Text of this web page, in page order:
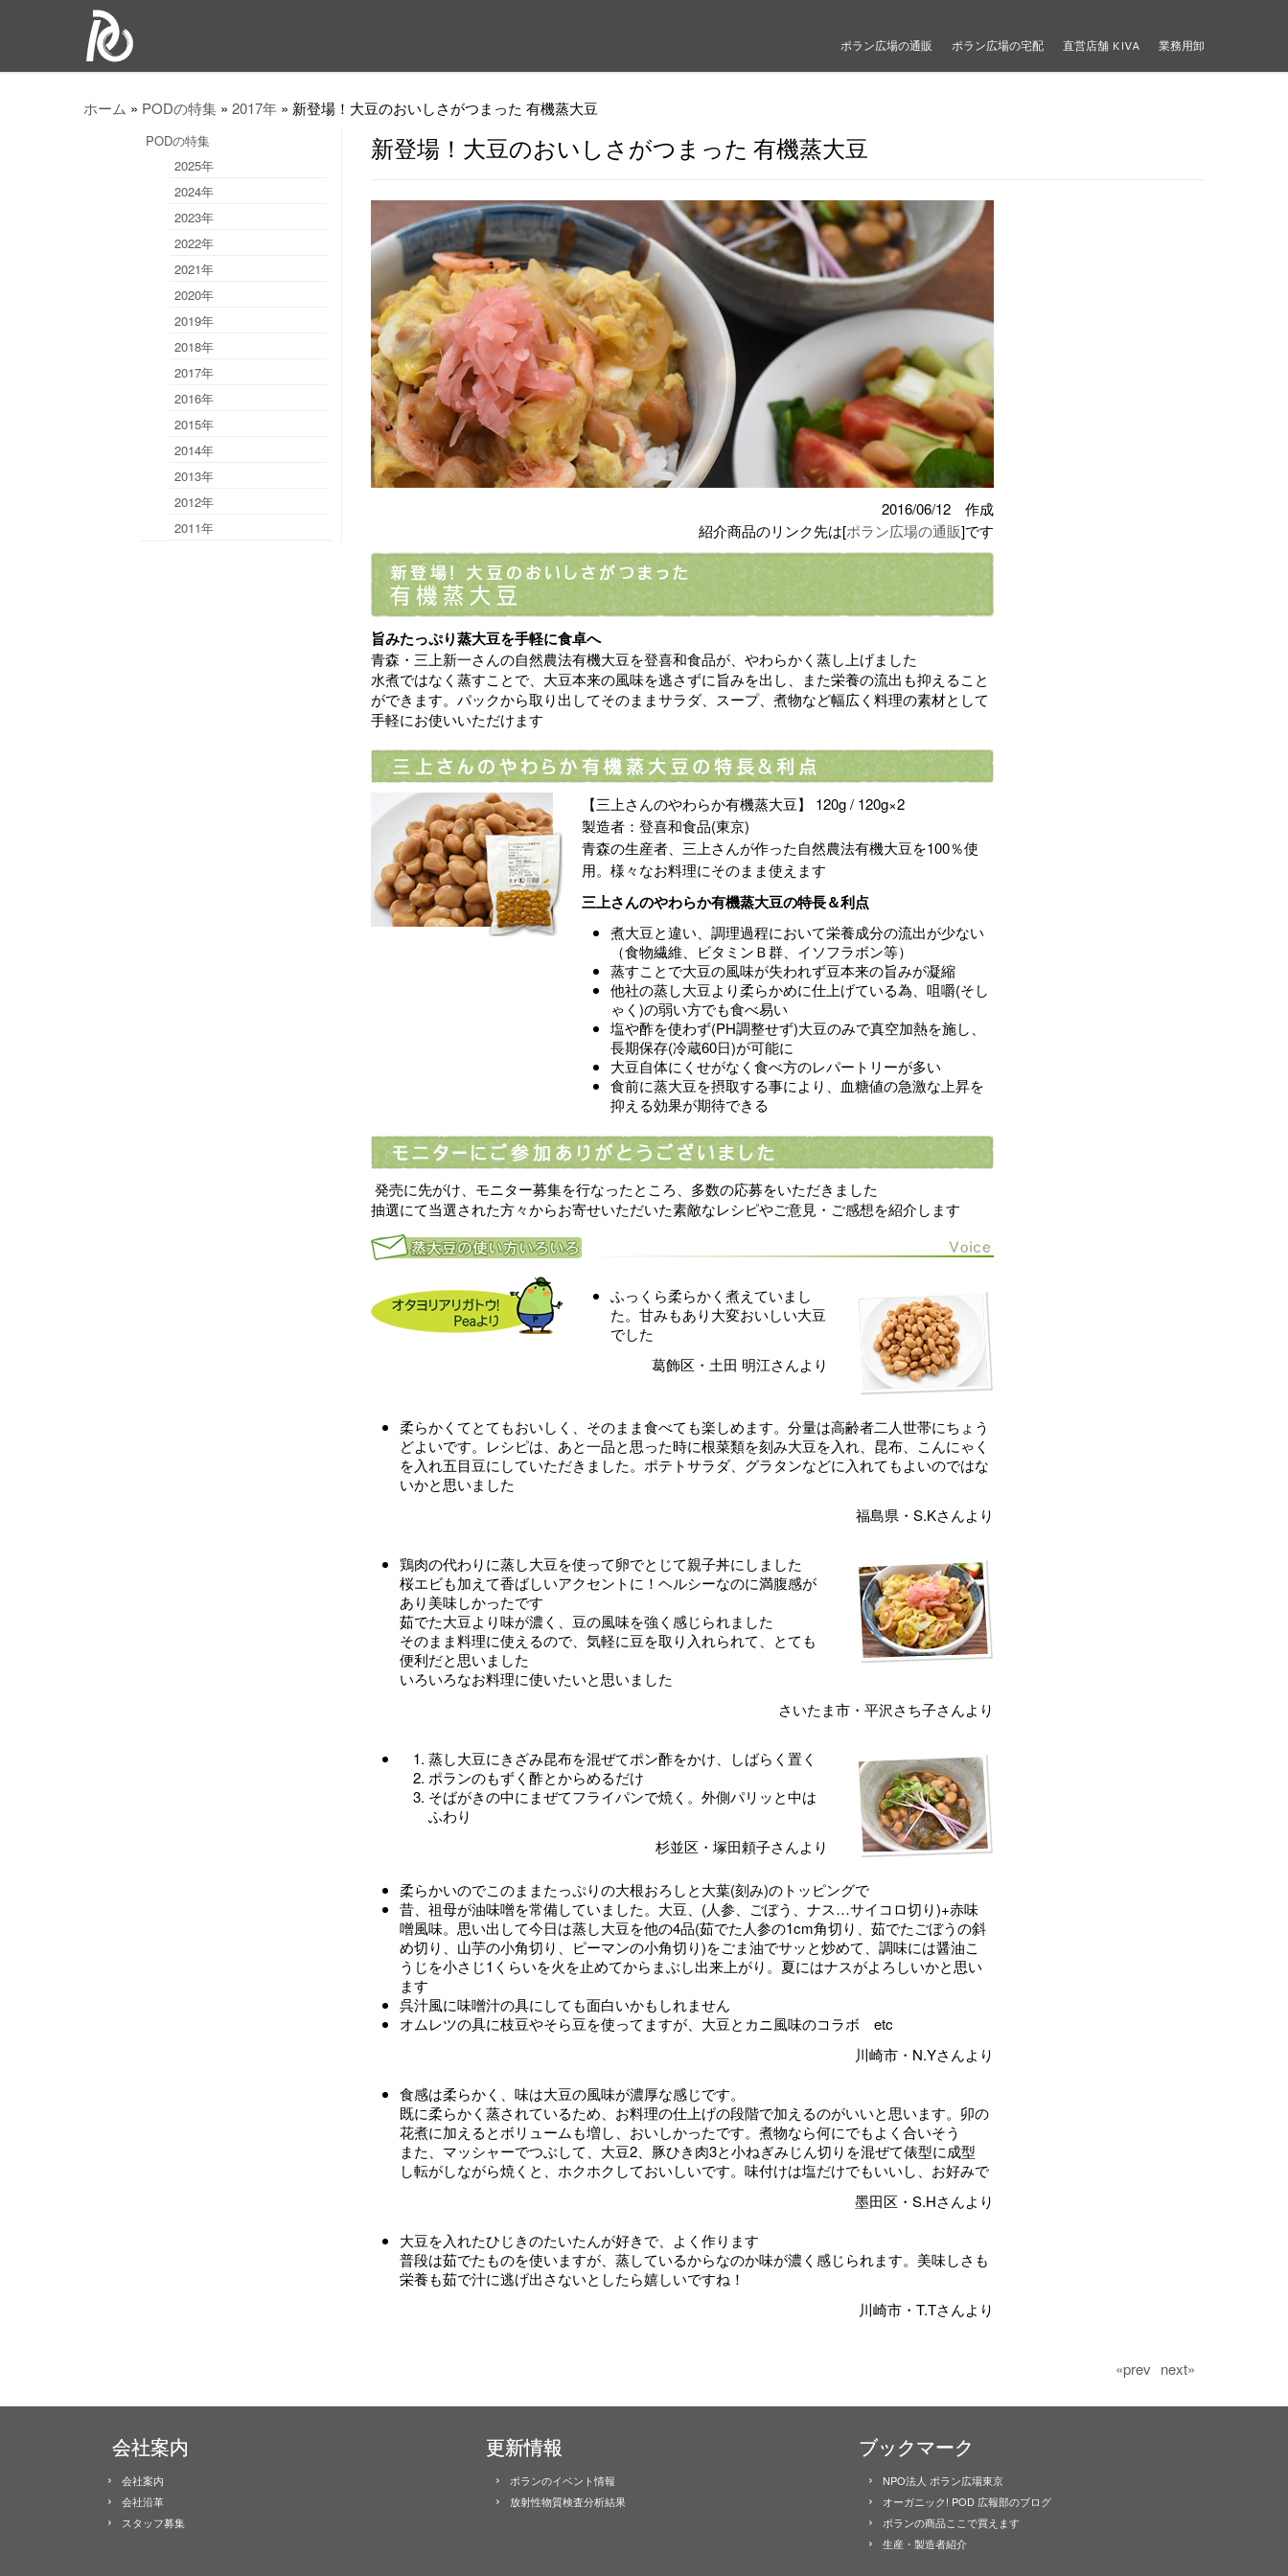
ポラン広場の通販 ポラン広場の宅配 直営店舗 KIVA 業務用卸
ホーム » PODの特集 » 2017年 » 新登場！大豆のおいしさがつまった 有機蒸大豆
PODの特集
2025年
2024年
2023年
2022年
2021年
2020年
2019年
2018年
2017年
2016年
2015年
2014年
2013年
2012年
2011年
新登場！大豆のおいしさがつまった 有機蒸大豆
2016/06/12 作成
紹介商品のリンク先は[ポラン広場の通販]です
旨みたっぷり蒸大豆を手軽に食卓へ
青森・三上新一さんの自然農法有機大豆を登喜和食品が、やわらかく蒸し上げました
水煮ではなく蒸すことで、大豆本来の風味を逃さずに旨みを出し、また栄養の流出も抑えること
ができます。パックから取り出してそのままサラダ、スープ、煮物など幅広く料理の素材として
手軽にお使いいただけます
【三上さんのやわらか有機蒸大豆】 120g / 120g×2
製造者：登喜和食品(東京)
青森の生産者、三上さんが作った自然農法有機大豆を100％使
用。様々なお料理にそのまま使えます
三上さんのやわらか有機蒸大豆の特長＆利点
煮大豆と違い、調理過程において栄養成分の流出が少ない
（食物繊維、ビタミンＢ群、イソフラボン等）
蒸すことで大豆の風味が失われず豆本来の旨みが凝縮
他社の蒸し大豆より柔らかめに仕上げている為、咀嚼(そし
ゃく)の弱い方でも食べ易い
塩や酢を使わず(PH調整せず)大豆のみで真空加熱を施し、
長期保存(冷蔵60日)が可能に
大豆自体にくせがなく食べ方のレパートリーが多い
食前に蒸大豆を摂取する事により、血糖値の急激な上昇を
抑える効果が期待できる
発売に先がけ、モニター募集を行なったところ、多数の応募をいただきました
抽選にて当選された方々からお寄せいただいた素敵なレシピやご意見・ご感想を紹介します
ふっくら柔らかく煮えていまし
た。甘みもあり大変おいしい大豆
でした
葛飾区・土田 明江さんより
柔らかくてとてもおいしく、そのまま食べても楽しめます。分量は高齢者二人世帯にちょう
どよいです。レシピは、あと一品と思った時に根菜類を刻み大豆を入れ、昆布、こんにゃく
を入れ五目豆にしていただきました。ポテトサラダ、グラタンなどに入れてもよいのではな
いかと思いました
福島県・S.Kさんより
鶏肉の代わりに蒸し大豆を使って卵でとじて親子丼にしました
桜エビも加えて香ばしいアクセントに！ヘルシーなのに満腹感が
あり美味しかったです
茹でた大豆より味が濃く、豆の風味を強く感じられました
そのまま料理に使えるので、気軽に豆を取り入れられて、とても
便利だと思いました
いろいろなお料理に使いたいと思いました
さいたま市・平沢さち子さんより
蒸し大豆にきざみ昆布を混ぜてポン酢をかけ、しばらく置く
ポランのもずく酢とからめるだけ
そばがきの中にまぜてフライパンで焼く。外側パリッと中は
ふわり
杉並区・塚田頼子さんより
柔らかいのでこのままたっぷりの大根おろしと大葉(刻み)のトッピングで
昔、祖母が油味噌を常備していました。大豆、(人参、ごぼう、ナス…サイコロ切り)+赤味
噌風味。思い出して今日は蒸し大豆を他の4品(茹でた人参の1cm角切り、茹でたごぼうの斜
め切り、山芋の小角切り、ピーマンの小角切り)をごま油でサッと炒めて、調味には醤油こ
うじを小さじ1くらいを火を止めてからまぶし出来上がり。夏にはナスがよろしいかと思い
ます
呉汁風に味噌汁の具にしても面白いかもしれません
オムレツの具に枝豆やそら豆を使ってますが、大豆とカニ風味のコラボ etc
川崎市・N.Yさんより
食感は柔らかく、味は大豆の風味が濃厚な感じです。
既に柔らかく蒸されているため、お料理の仕上げの段階で加えるのがいいと思います。卯の
花煮に加えるとボリュームも増し、おいしかったです。煮物なら何にでもよく合いそう
また、マッシャーでつぶして、大豆2、豚ひき肉3と小ねぎみじん切りを混ぜて俵型に成型
し転がしながら焼くと、ホクホクしておいしいです。味付けは塩だけでもいいし、お好みで
墨田区・S.Hさんより
大豆を入れたひじきのたいたんが好きで、よく作ります
普段は茹でたものを使いますが、蒸しているからなのか味が濃く感じられます。美味しさも
栄養も茹で汁に逃げ出さないとしたら嬉しいですね！
川崎市・T.Tさんより
next»
«prev
会社案内
会社案内
会社沿革
スタッフ募集
更新情報
ポランのイベント情報
放射性物質検査分析結果
ブックマーク
NPO法人 ポラン広場東京
オーガニック! POD 広報部のブログ
ポランの商品ここで買えます
生産・製造者紹介